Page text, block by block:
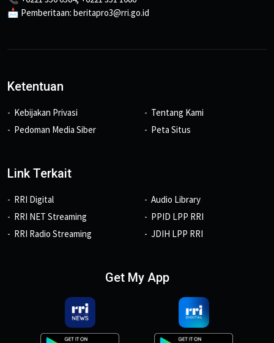
📩 Pemberitaan: beritapro3@rri.go.id
Ketentuan
Kebijakan Privasi
Pedoman Media Siber
Tentang Kami
Peta Situs
Link Terkait
RRI Digital
RRI NET Streaming
RRI Radio Streaming
Audio Library
PPID LPP RRI
JDIH LPP RRI
Get My App